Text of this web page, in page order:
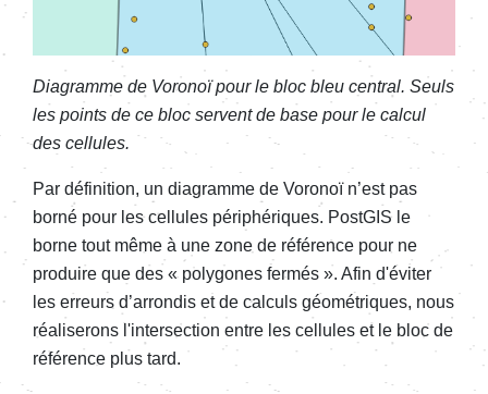
Diagramme de Voronoï pour le bloc bleu central. Seuls
les points de ce bloc servent de base pour le calcul
des cellules.
Par définition, un diagramme de Voronoï n’est pas
borné pour les cellules périphériques. PostGIS le
borne tout même à une zone de référence pour ne
produire que des « polygones fermés ». Afin d'éviter
les erreurs d’arrondis et de calculs géométriques, nous
réaliserons l'intersection entre les cellules et le bloc de
référence plus tard.